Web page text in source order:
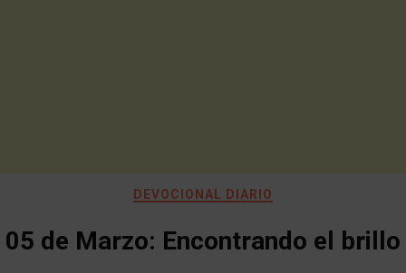
DEVOCIONAL DIARIO
05 de Marzo: Encontrando el brillo